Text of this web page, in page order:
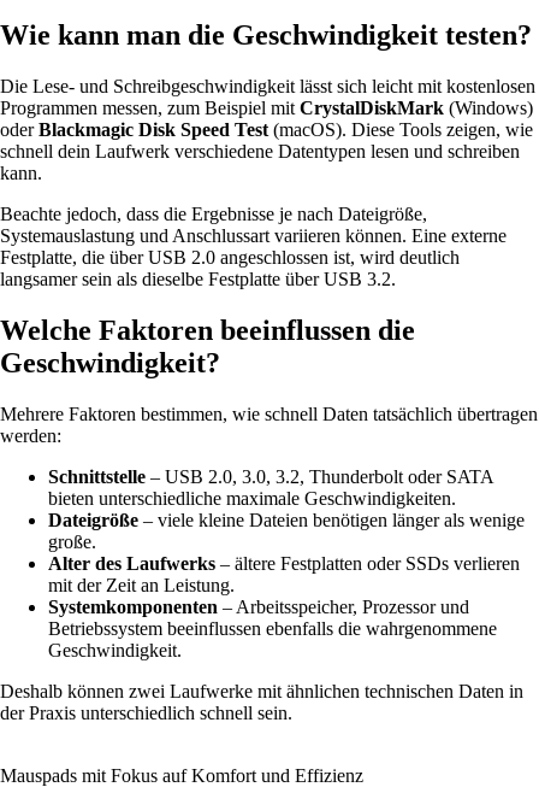
Wie kann man die Geschwindigkeit testen?
Die Lese- und Schreibgeschwindigkeit lässt sich leicht mit kostenlosen
Programmen messen, zum Beispiel mit CrystalDiskMark (Windows)
oderBlackmagic Disk Speed Test (macOS). Diese Tools zeigen, wie
schnell dein Laufwerk verschiedene Datentypen lesen und schreiben
kann.
Beachte jedoch, dass die Ergebnisse je nach Dateigröße,
Systemauslastung und Anschlussart variieren können. Eine externe
Festplatte, die über USB 2.0 angeschlossen ist, wird deutlich
langsamer sein als dieselbe Festplatte über USB 3.2.
Welche Faktoren beeinflussen die
Geschwindigkeit?
Mehrere Faktoren bestimmen, wie schnell Daten tatsächlich übertragen
werden:
Schnittstelle – USB 2.0, 3.0, 3.2, Thunderbolt oder SATA
bieten unterschiedliche maximale Geschwindigkeiten.
Dateigröße – viele kleine Dateien benötigen länger als wenige
große.
Alter des Laufwerks – ältere Festplatten oder SSDs verlieren
mit der Zeit an Leistung.
Systemkomponenten – Arbeitsspeicher, Prozessor und
Betriebssystem beeinflussen ebenfalls die wahrgenommene
Geschwindigkeit.
Deshalb können zwei Laufwerke mit ähnlichen technischen Daten in
der Praxis unterschiedlich schnell sein.
Mauspads mit Fokus auf Komfort und Effizienz